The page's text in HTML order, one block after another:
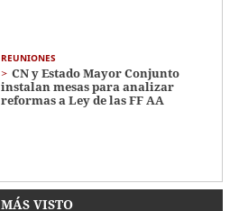
REUNIONES
CN y Estado Mayor Conjunto
instalan mesas para analizar
reformas a Ley de las FF AA
MÁS VISTO